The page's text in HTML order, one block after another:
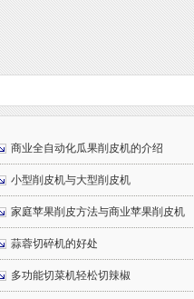
商业全自动化瓜果削皮机的介绍
小型削皮机与大型削皮机
家庭苹果削皮方法与商业苹果削皮机
蒜蓉切碎机的好处
多功能切菜机轻松切辣椒